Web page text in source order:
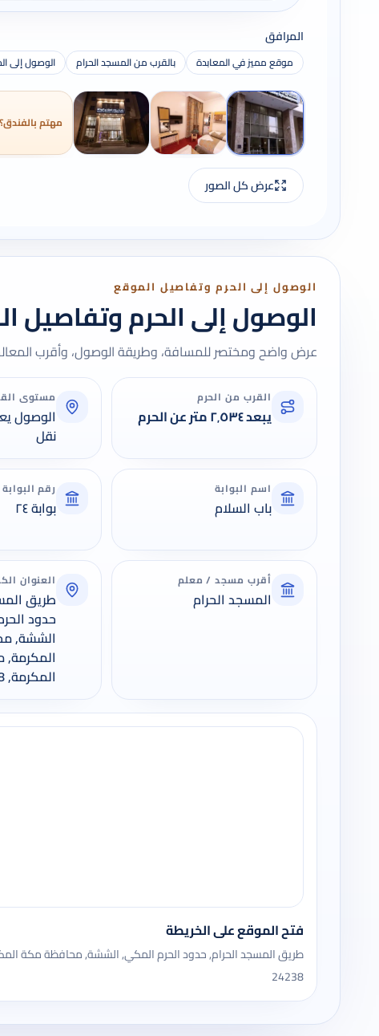
المرافق
موقع مميز في المعابدة بالقرب من المسجد الحرام الوصول إلى
مهتم
عرض كل الصور
الوصول إلى الحرم وتفاصيل الموقع
الوصول إلى الحرم وتفاصيل
عرض واضح ومختصر للمسافة، وطريقة الوصول، وأقرب
القرب من الحرم
يبعد ٢٬٥٣٤ متر عن الحرم
مستوى
الوصول
نقل
اسم البوابة
باب السلام
رقم البوابة
بوابة ٢٤
أقرب مسجد / معلم
المسجد الحرام
العنوان
طريق
حدود
الششة,
المكرمة, 24238
فتح الموقع على الخريطة
طريق المسجد الحرام, حدود الحرم المكي, الششة, محافظة مكة
24238